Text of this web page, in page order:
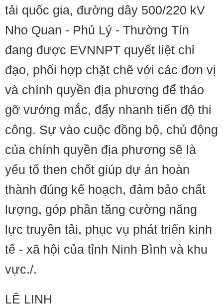
tải quốc gia, đường dây 500/220 kV
Nho Quan - Phủ Lý - Thường Tín
đang được EVNNPT quyết liệt chỉ
đạo, phối hợp chặt chẽ với các đơn vị
và chính quyền địa phương để tháo
gỡ vướng mắc, đẩy nhanh tiến độ thi
công. Sự vào cuộc đồng bộ, chủ động
của chính quyền địa phương sẽ là
yếu tố then chốt giúp dự án hoàn
thành đúng kế hoạch, đảm bảo chất
lượng, góp phần tăng cường năng
lực truyền tải, phục vụ phát triển kinh
tế - xã hội của tỉnh Ninh Bình và khu
vực./.
LÊ LINH